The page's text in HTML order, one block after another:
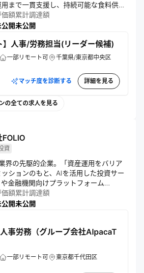
まで一貫支援し、持続可能な食料供給
テクノロジーで、世界を驚かそう」と
輸入依存の常識を超え、需要地で育て
価額
開
累計調達額
未公開
】人事/労務担当(リーダー候補)
一部リモート可 千葉県/東京都中央区
マッチ度を診断する 詳細を見る
の全ての求人を見る
資
界の先駆的企業。「資産運用をバリア
ションのもと、AIを活用した投資サー
金融機関向けプラットフォーム
術力と創造力を駆使し、誰もが資産運
境を目指し、未来の金融の姿を再定義
価額
開
累計調達額
未公開
人事労務（グループ会社AlpacaT
一部リモート可 東京都千代田区